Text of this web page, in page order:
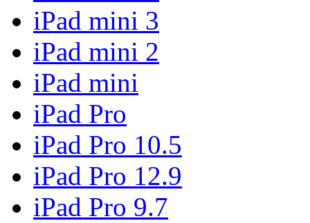
iPad mini 3
iPad mini 2
iPad mini
iPad Pro
iPad Pro 10.5
iPad Pro 12.9
iPad Pro 9.7